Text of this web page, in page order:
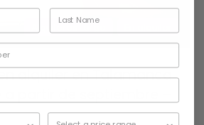
alquiler en Talamanca
a partir de septiembre –